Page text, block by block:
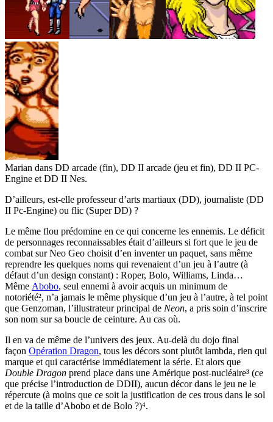
Marian dans DD arcade (fin), DD II arcade (jeu et fin), DD II PC-
Engine et DD II Nes.
D’ailleurs, est-elle professeur d’arts martiaux (DD), journaliste (DD
II Pc-Engine) ou flic (Super DD) ?
Le même flou prédomine en ce qui concerne les ennemis. Le déficit
de personnages reconnaissables était d’ailleurs si fort que le jeu de
combat sur Neo Geo choisit d’en inventer un paquet, sans même
reprendre les quelques noms qui revenaient d’un jeu à l’autre (à
défaut d’un design constant) : Roper, Bolo, Williams, Linda…
Même Abobo, seul ennemi à avoir acquis un minimum de
notoriété², n’a jamais le même physique d’un jeu à l’autre, à tel point
que Genzoman, l’illustrateur principal de Neon, a pris soin d’inscrire
son nom sur sa boucle de ceinture. Au cas où.
Il en va de même de l’univers des jeux. Au-delà du dojo final
façon Opération Dragon, tous les décors sont plutôt lambda, rien qui
marque et qui caractérise immédiatement la série. Et alors que
Double Dragon prend place dans une Amérique post-nucléaire³ (ce
que précise l’introduction de DDII), aucun décor dans le jeu ne le
répercute (à moins que ce soit la justification de ces trous dans le sol
et de la taille d’Abobo et de Bolo ?)⁴.